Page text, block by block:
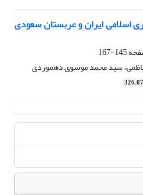
اسلامی ایران و عربستان سعودی
145-167
سید محمد موسوی دهموردی